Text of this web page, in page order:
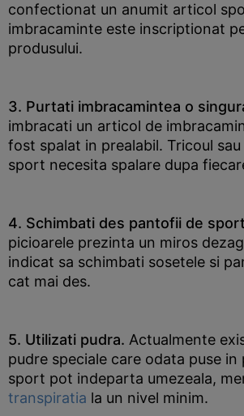
confectionat un anumit articol
imbracaminte este inscriptionat
produsului.
3. Purtati imbracamintea o
imbracati un articol de
fost spalat in prealabil. Tricoul
sport necesita spalare dupa
4. Schimbati des pantofii de
picioarele prezinta un miros
indicat sa schimbati sosetele si
cat mai des.
5. Utilizati pudra. Actualmente
pudre speciale care odata puse
sport pot indeparta umezeala,
transpiratia la un nivel minim.